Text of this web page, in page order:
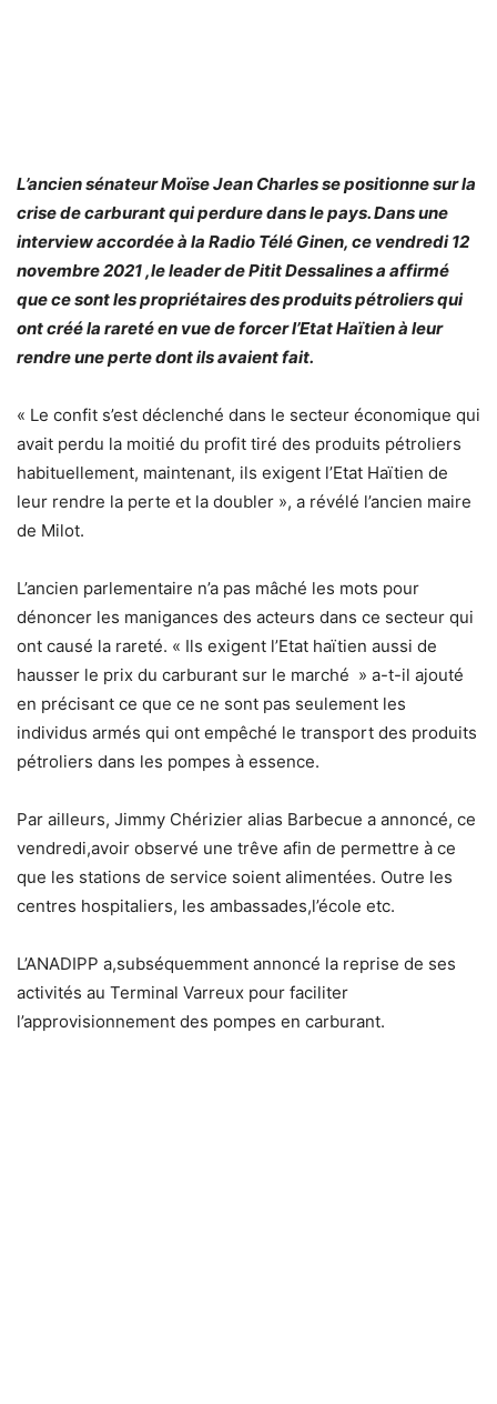
L’ancien sénateur Moïse Jean Charles se positionne sur la
crise de carburant qui perdure dans le pays. Dans une
interview accordée à la Radio Télé Ginen, ce vendredi 12
novembre 2021 ,le leader de Pitit Dessalines a affirmé
que ce sont les propriétaires des produits pétroliers qui
ont créé la rareté en vue de forcer l’Etat Haïtien à leur
rendre une perte dont ils avaient fait.
« Le confit s’est déclenché dans le secteur économique qui
avait perdu la moitié du profit tiré des produits pétroliers
habituellement, maintenant, ils exigent l’Etat Haïtien de
leur rendre la perte et la doubler », a révélé l’ancien maire
de Milot.
L’ancien parlementaire n’a pas mâché les mots pour
dénoncer les manigances des acteurs dans ce secteur qui
ont causé la rareté. « Ils exigent l’Etat haïtien aussi de
hausser le prix du carburant sur le marché » a-t-il ajouté
en précisant ce que ce ne sont pas seulement les
individus armés qui ont empêché le transport des produits
pétroliers dans les pompes à essence.
Par ailleurs, Jimmy Chérizier alias Barbecue a annoncé, ce
vendredi,avoir observé une trêve afin de permettre à ce
que les stations de service soient alimentées. Outre les
centres hospitaliers, les ambassades,l’école etc.
L’ANADIPP a,subséquemment annoncé la reprise de ses
activités au Terminal Varreux pour faciliter
l’approvisionnement des pompes en carburant.